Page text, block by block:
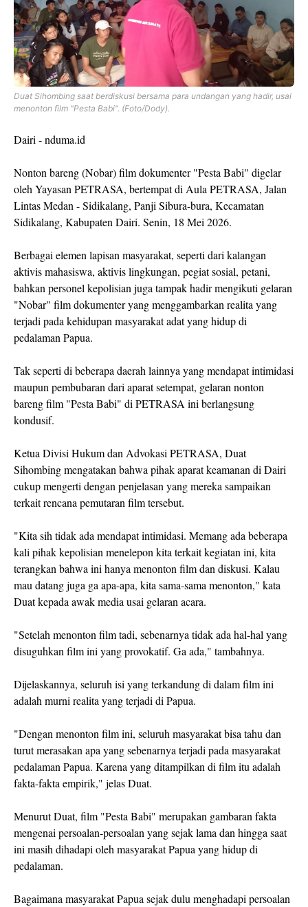
Duat Sihombing saat berdiskusi bersama para undangan yang hadir, usai
menonton film "Pesta Babi". (Foto/Dody).
Dairi - nduma.id
Nonton bareng (Nobar) film dokumenter "Pesta Babi" digelar
oleh Yayasan PETRASA, bertempat di Aula PETRASA, Jalan
Lintas Medan - Sidikalang, Panji Sibura-bura, Kecamatan
Sidikalang, Kabupaten Dairi. Senin, 18 Mei 2026.
Berbagai elemen lapisan masyarakat, seperti dari kalangan
aktivis mahasiswa, aktivis lingkungan, pegiat sosial, petani,
bahkan personel kepolisian juga tampak hadir mengikuti gelaran
"Nobar" film dokumenter yang menggambarkan realita yang
terjadi pada kehidupan masyarakat adat yang hidup di
pedalaman Papua.
Tak seperti di beberapa daerah lainnya yang mendapat intimidasi
maupun pembubaran dari aparat setempat, gelaran nonton
bareng film "Pesta Babi" di PETRASA ini berlangsung
kondusif.
Ketua Divisi Hukum dan Advokasi PETRASA, Duat
Sihombing mengatakan bahwa pihak aparat keamanan di Dairi
cukup mengerti dengan penjelasan yang mereka sampaikan
terkait rencana pemutaran film tersebut.
"Kita sih tidak ada mendapat intimidasi. Memang ada beberapa
kali pihak kepolisian menelepon kita terkait kegiatan ini, kita
terangkan bahwa ini hanya menonton film dan diskusi. Kalau
mau datang juga ga apa-apa, kita sama-sama menonton," kata
Duat kepada awak media usai gelaran acara.
"Setelah menonton film tadi, sebenarnya tidak ada hal-hal yang
disuguhkan film ini yang provokatif. Ga ada," tambahnya.
Dijelaskannya, seluruh isi yang terkandung di dalam film ini
adalah murni realita yang terjadi di Papua.
"Dengan menonton film ini, seluruh masyarakat bisa tahu dan
turut merasakan apa yang sebenarnya terjadi pada masyarakat
pedalaman Papua. Karena yang ditampilkan di film itu adalah
fakta-fakta empirik," jelas Duat.
Menurut Duat, film "Pesta Babi" merupakan gambaran fakta
mengenai persoalan-persoalan yang sejak lama dan hingga saat
ini masih dihadapi oleh masyarakat Papua yang hidup di
pedalaman.
Bagaimana masyarakat Papua sejak dulu menghadapi persoalan